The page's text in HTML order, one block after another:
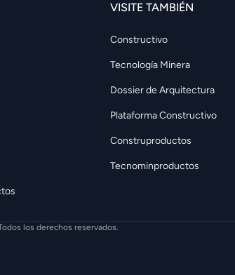
VISITE TAMBIÉN
Constructivo
Tecnología Minera
Dossier de Arquitectura
Plataforma Constructivo
Construproductos
Tecnominproductos
los derechos reservados.